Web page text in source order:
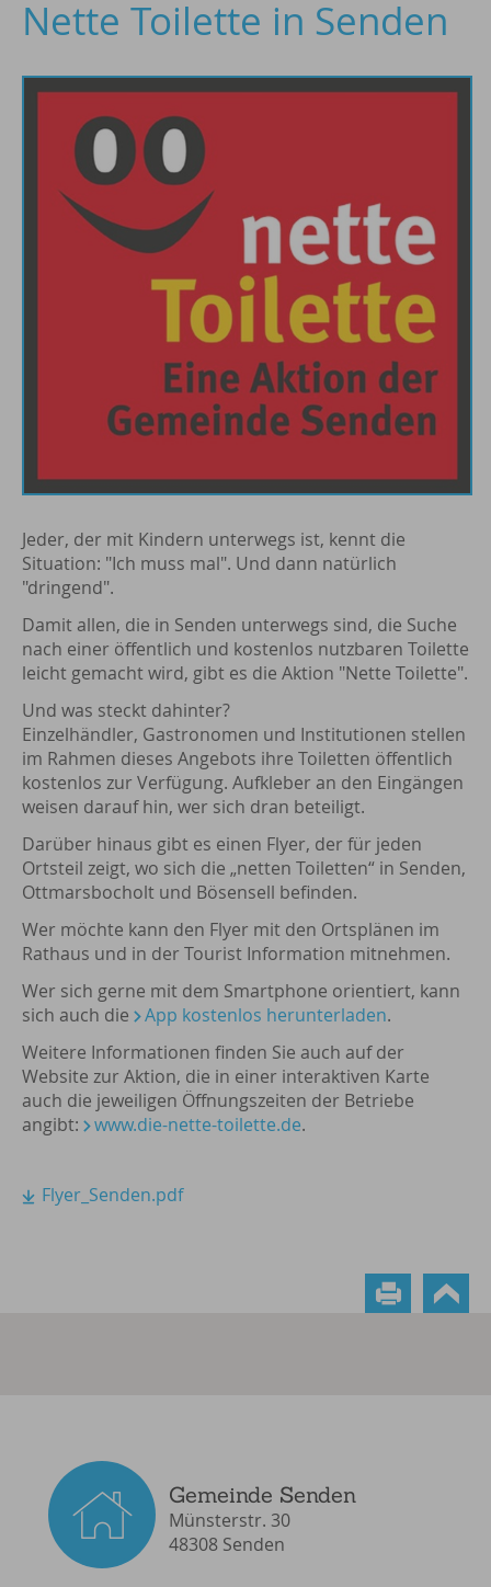
Nette Toilette in Senden
Jeder, der mit Kindern unterwegs ist, kennt die
Situation: "Ich muss mal". Und dann natürlich
"dringend".
Damit allen, die in Senden unterwegs sind, die Suche
nach einer öffentlich und kostenlos nutzbaren Toilette
leicht gemacht wird, gibt es die Aktion "Nette Toilette".
Und was steckt dahinter?
Einzelhändler, Gastronomen und Institutionen stellen
im Rahmen dieses Angebots ihre Toiletten öffentlich
kostenlos zur Verfügung. Aufkleber an den Eingängen
weisen darauf hin, wer sich dran beteiligt.
Darüber hinaus gibt es einen Flyer, der für jeden
Ortsteil zeigt, wo sich die „netten Toiletten“ in Senden,
Ottmarsbocholt und Bösensell befinden.
Wer möchte kann den Flyer mit den Ortsplänen im
Rathaus und in der Tourist Information mitnehmen.
Wer sich gerne mit dem Smartphone orientiert, kann
sich auch die
App kostenlos herunterladen.
Weitere Informationen finden Sie auch auf der
Website zur Aktion, die in einer interaktiven Karte
auch die jeweiligen Öffnungszeiten der Betriebe
angibt:
www.die-nette-toilette.de.
Flyer_Senden.pdf
Gemeinde Senden
Münsterstr. 30
48308 Senden